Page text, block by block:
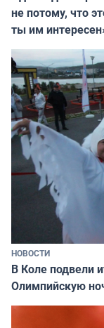
не потому, что
ты им
НОВОСТИ
В Коле подвели
Олимпийскую